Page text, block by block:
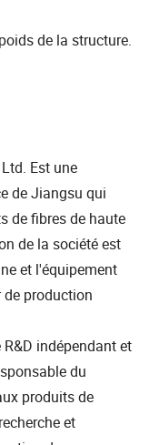
de la structure.
Est une
de Jiangsu qui
de fibres de haute
de la société est
et l'équipement
production
indépendant et
du
produits de
et